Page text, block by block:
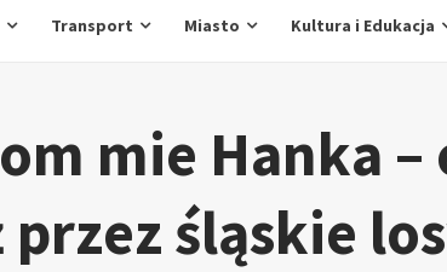
Transport Miasto Kultura i Edukacja
mie Hanka
śląskie